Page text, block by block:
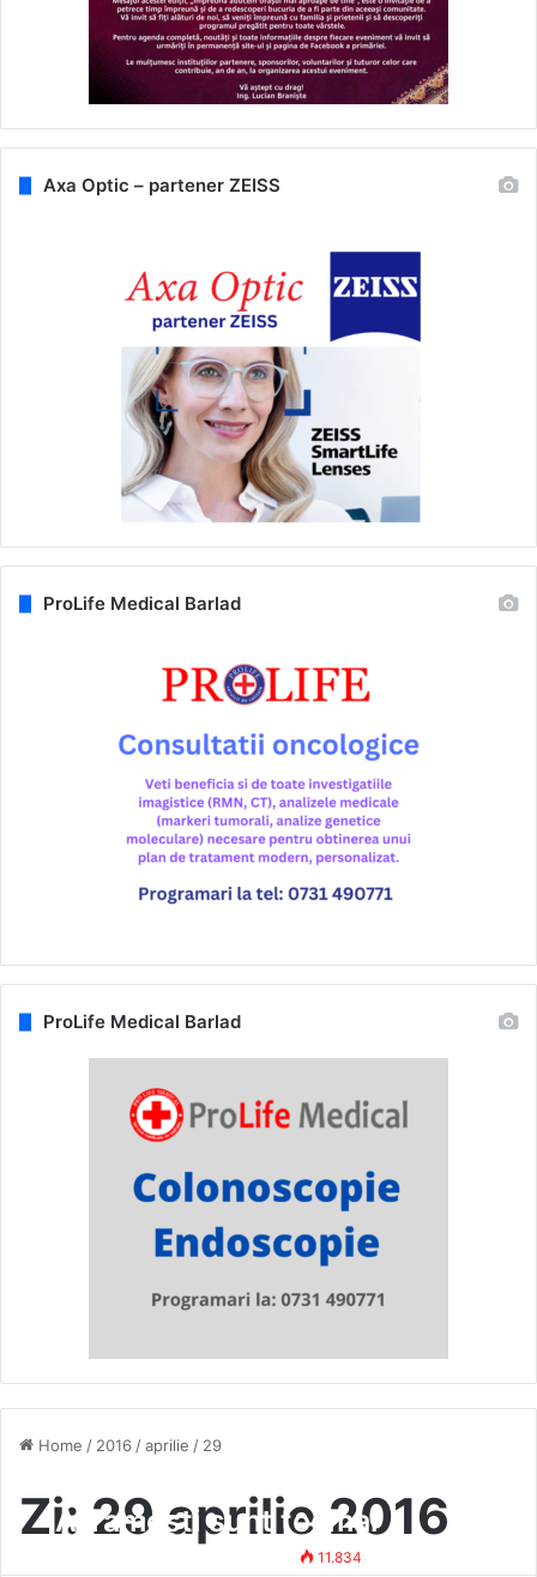
Home / 2016 /aprilie / 29
Zi: 29 aprilie 2016
Avramești sunt tocmai
consătenii săi!
11.834
Axa Optic – partener ZEISS
ProLife Medical Barlad
ProLife Medical Barlad